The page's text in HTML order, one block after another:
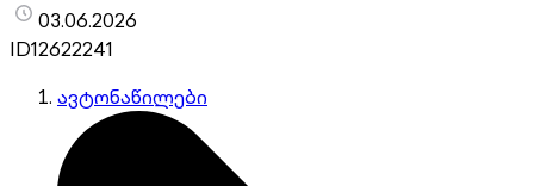
03.06.2026
ID12622241
ავტონაწილები